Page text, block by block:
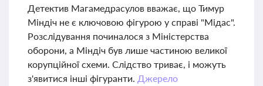
Детектив Магамедрасулов вважає, що Тимур
Міндіч не є ключовою фігурою у справі "Мідас".
Розслідування починалося з Міністерства
оборони, а Міндіч був лише частиною великої
корупційної схеми. Слідство триває, і можуть
з'явитися інші фігуранти. Джерело